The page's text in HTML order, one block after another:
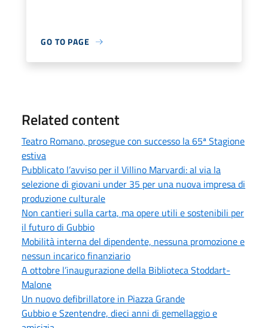
GO TO PAGE
Related content
Teatro Romano, prosegue con successo la 65ª Stagione
estiva
Pubblicato l’avviso per il Villino Marvardi: al via la
selezione di giovani under 35 per una nuova impresa di
produzione culturale
Non cantieri sulla carta, ma opere utili e sostenibili per
il futuro di Gubbio
Mobilità interna del dipendente, nessuna promozione e
nessun incarico finanziario
A ottobre l’inaugurazione della Biblioteca Stoddart-
Malone
Un nuovo defibrillatore in Piazza Grande
Gubbio e Szentendre, dieci anni di gemellaggio e